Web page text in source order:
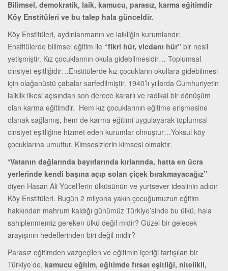
Bilimsel, demokratik, laik, kamucu, parasız, karma eğitimdir
Köy Enstitüleri ve bu talep hala günceldir.
Köy Enstitüleri, aydınlanmanın ve laikliğin kurumlarıdır.
Enstitülerde bilimsel eğitim ile “fikri hür, vicdanı hür” bir nesil
yetişmiştir. Kız çocuklarının okula gidebilmesidir… Toplumsal
cinsiyet eşitliğidir…Enstitülerde kız çocukların okullara gidebilmesi
için olağanüstü çabalar sarfedilmiştir. 1940’lı yıllarda Cumhuriyetin
laiklik ilkesi açısından son derece kararlı ve radikal bir dönüşüm
olan karma eğitimdir. Hem kız çocuklarının eğitime erişmesine
olanak sağlamış, hem de karma eğitimi uygulayarak toplumsal
cinsiyet eşitliğine hizmet eden kurumlar olmuştur…Yoksul köy
çocuklarına umuttur. Kimsesizlerin kimsesi olmaktır.
“Vatanın dağlarında bayırlarında kırlarında, hatta en ücra
yerlerinde kendi başına açıp solan çiçek bırakmayacağız”
diyen Hasan Ali Yücel’lerin ülküsünün ve yurtsever idealinin adıdır
Köy Enstitüleri. Bugün 2 milyona yakın çocuğumuzun eğitim
hakkından mahrum kaldığı günümüz Türkiye’sinde bu ülkü, hala
sahiplenmemiz gereken ülkü değil midir? Güzel bir gelecek
arayışının hedeflerinden biri değil midir?
Parasız eğitimden vazgeçilen ve eğitimin içeriği tartışılan bir
Türkiye’de, kamucu eğitim, eğitimde fırsat eşitliği, nitelikli,